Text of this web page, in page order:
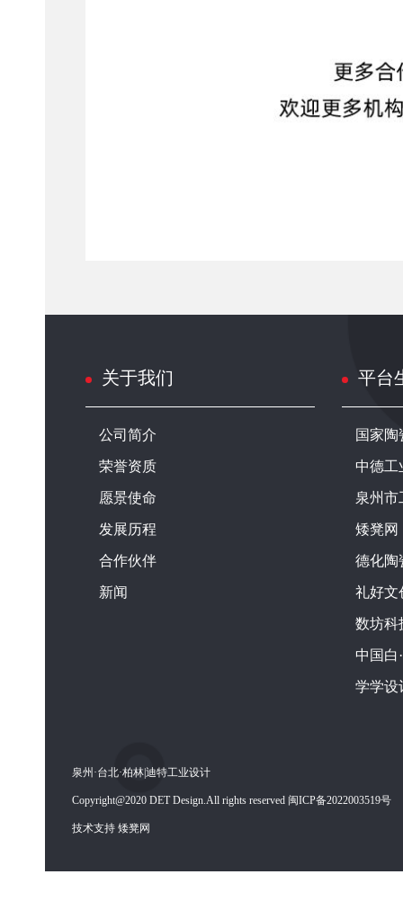
关于我们
公司简介
荣誉资质
愿景使命
发展历程
合作伙伴
新闻
平台
国家
中德工
泉州市
矮凳网
德化陶
礼好文
数坊科
中国白
学学设
泉州·台北·柏林|迪特工业设计
Copyright@2020 DET Design.All rights reserved 闽ICP备2022003519号
技术支持 矮凳网